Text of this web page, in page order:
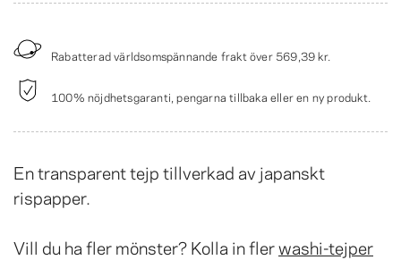
En transparent tejp tillverkad av japanskt
rispapper.
Vill du ha fler mönster? Kolla in flerwashi-tejper
Rabatterad världsomspännande frakt över 569,39 kr.
100% nöjdhetsgaranti, pengarna tillbaka eller en ny produkt.